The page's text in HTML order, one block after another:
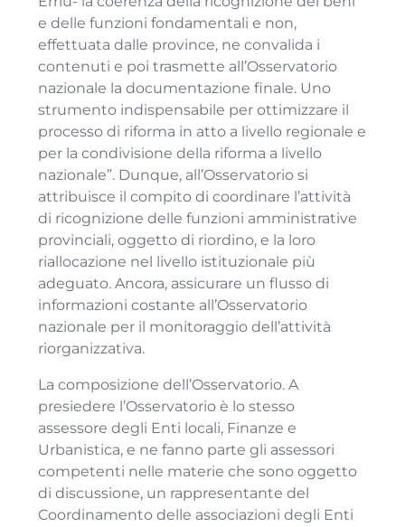
e delle funzioni fondamentali e non,
effettuata dalle province, ne convalida i
contenuti e poi trasmette all’Osservatorio
nazionale la documentazione finale. Uno
strumento indispensabile per ottimizzare il
processo di riforma in atto a livello regionale e
per la condivisione della riforma a livello
nazionale”. Dunque, all’Osservatorio si
attribuisce il compito di coordinare l’attività
di ricognizione delle funzioni amministrative
provinciali, oggetto di riordino, e la loro
riallocazione nel livello istituzionale più
adeguato. Ancora, assicurare un flusso di
informazioni costante all’Osservatorio
nazionale per il monitoraggio dell’attività
riorganizzativa.
La composizione dell’Osservatorio. A
presiedere l’Osservatorio è lo stesso
assessore degli Enti locali, Finanze e
Urbanistica, e ne fanno parte gli assessori
competenti nelle materie che sono oggetto
di discussione, un rappresentante del
Coordinamento delle associazioni degli Enti